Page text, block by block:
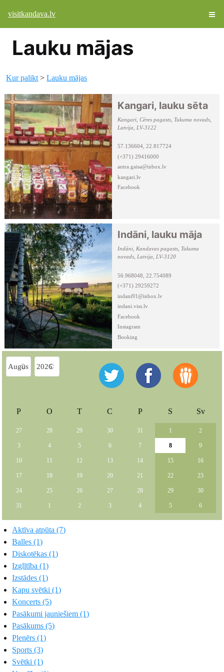
visitkandava.lv
Lauku mājas
Kur palikt >Lauku mājas
Kangari, lauku sēta
Kangari, Cēres pagasts, Tukuma novads,
Latvija, LV-3122
57.136604, 22.817724
(+371) 29416000
antra.gaisa@inbox.lv
kangari.lv
Facebook
Indāni, lauku māja
Indāni, Kandavas pagasts, Tukuma
novads, Latvija, LV-3120
56.968048, 22.754089
(+371) 29259272
indani91@inbox.lv
indani.viss.lv
Facebook
Instagram
Booking
P O T C P S Sv
27 28 29 30 31 1 2
3 4 5 6 7 8 9
10 11 12 13 14 15 16
17 18 19 20 21 22 23
24 25 26 27 28 29 30
31 1 2 3 4 5 6
Aktīva atpūta (7)
Balles (1)
Diskotēkas (1)
Izglītība (1)
Izstādes (1)
Kapu svētki (1)
Koncerts (5)
Pasākumi jauniešiem (1)
Pasākums (5)
Plenērs (1)
Sports (3)
Svētki (1)